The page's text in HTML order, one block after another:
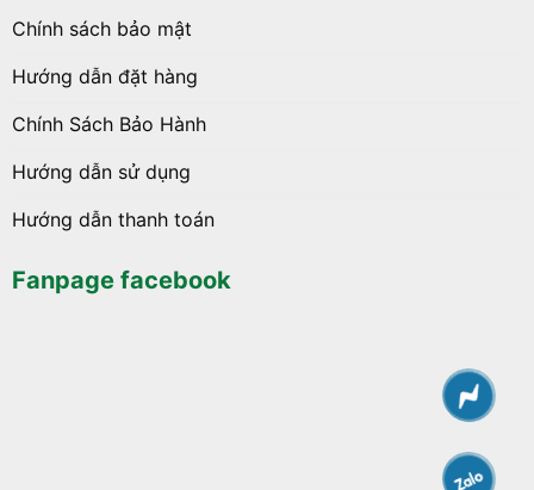
Chính sách bảo mật
Hướng dẫn đặt hàng
Chính Sách Bảo Hành
Hướng dẫn sử dụng
Hướng dẫn thanh toán
Fanpage facebook